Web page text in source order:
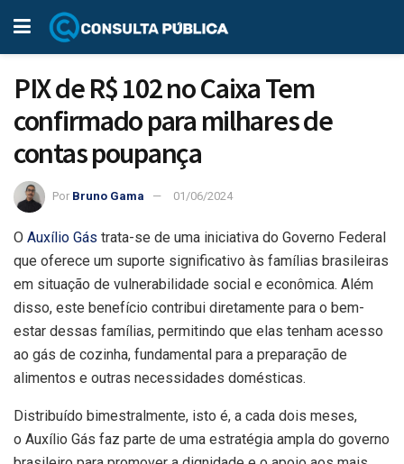
PIX de R$ 102 no Caixa Tem
confirmado para milhares de
contas poupança
Por Bruno Gama 01/06/2024
O Auxílio Gás trata-se de uma iniciativa do Governo Federal
que oferece um suporte significativo às famílias brasileiras
em situação de vulnerabilidade social e econômica. Além
disso, este benefício contribui diretamente para o bem-
estar dessas famílias, permitindo que elas tenham acesso
ao gás de cozinha, fundamental para a preparação de
alimentos e outras necessidades domésticas.
Distribuído bimestralmente, isto é, a cada dois meses,
o Auxílio Gás faz parte de uma estratégia ampla do governo